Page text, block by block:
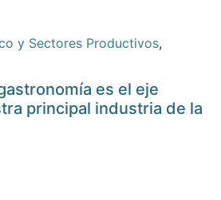
y Sectores Productivos,
es el eje
principal industria de la